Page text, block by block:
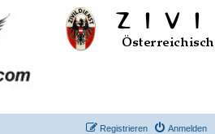
Anmelden
Registrieren